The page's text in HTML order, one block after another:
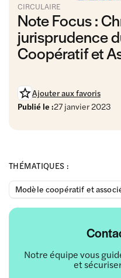
CIRCULAIRE
Note Focus :
jurisprudence
Coopératif et
Ajouter aux favoris
Publié le :27 janvier 2023
THÉMATIQUES :
Modèle coopératif et
Notre équipe vous
et